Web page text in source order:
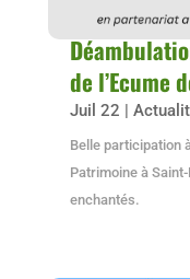
de l’Ecume
Juil 22 |
Belle participation
Patrimoine à
enchantés.